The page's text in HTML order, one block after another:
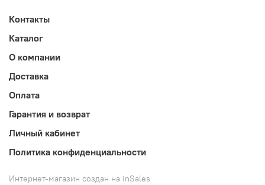
Контакты
Каталог
О компании
Доставка
Оплата
Гарантия и возврат
Личный кабинет
Политика конфиденциальности
Интернет-магазин создан на inSales